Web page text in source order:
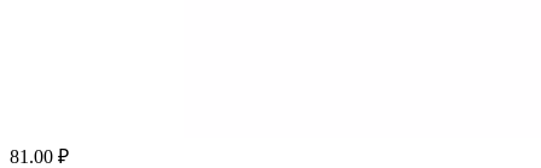
81.00 ₽